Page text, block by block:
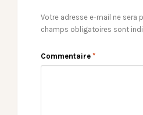
Votre adresse e-mail ne sera
champs obligatoires sont
Commentaire *